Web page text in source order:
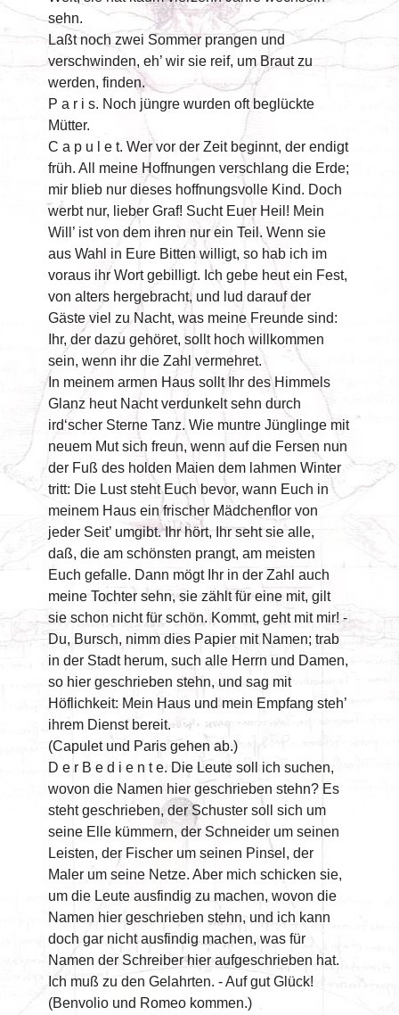
sehn.
Laßt noch zwei Sommer prangen und
verschwinden, eh’ wir sie reif, um Braut zu
werden, finden.
P a r i s. Noch jüngre wurden oft beglückte
Mütter.
C a p u l e t. Wer vor der Zeit beginnt, der endigt
früh. All meine Hoffnungen verschlang die Erde;
mir blieb nur dieses hoffnungsvolle Kind. Doch
werbt nur, lieber Graf! Sucht Euer Heil! Mein
Will’ ist von dem ihren nur ein Teil. Wenn sie
aus Wahl in Eure Bitten willigt, so hab ich im
voraus ihr Wort gebilligt. Ich gebe heut ein Fest,
von alters hergebracht, und lud darauf der
Gäste viel zu Nacht, was meine Freunde sind:
Ihr, der dazu gehöret, sollt hoch willkommen
sein, wenn ihr die Zahl vermehret.
In meinem armen Haus sollt Ihr des Himmels
Glanz heut Nacht verdunkelt sehn durch
ird‘scher Sterne Tanz. Wie muntre Jünglinge mit
neuem Mut sich freun, wenn auf die Fersen nun
der Fuß des holden Maien dem lahmen Winter
tritt: Die Lust steht Euch bevor, wann Euch in
meinem Haus ein frischer Mädchenflor von
jeder Seit’ umgibt. Ihr hört, Ihr seht sie alle,
daß, die am schönsten prangt, am meisten
Euch gefalle. Dann mögt Ihr in der Zahl auch
meine Tochter sehn, sie zählt für eine mit, gilt
sie schon nicht für schön. Kommt, geht mit mir! -
Du, Bursch, nimm dies Papier mit Namen; trab
in der Stadt herum, such alle Herrn und Damen,
so hier geschrieben stehn, und sag mit
Höflichkeit: Mein Haus und mein Empfang steh’
ihrem Dienst bereit.
(Capulet und Paris gehen ab.)
D e r B e d i e n t e. Die Leute soll ich suchen,
wovon die Namen hier geschrieben stehn? Es
steht geschrieben, der Schuster soll sich um
seine Elle kümmern, der Schneider um seinen
Leisten, der Fischer um seinen Pinsel, der
Maler um seine Netze. Aber mich schicken sie,
um die Leute ausfindig zu machen, wovon die
Namen hier geschrieben stehn, und ich kann
doch gar nicht ausfindig machen, was für
Namen der Schreiber hier aufgeschrieben hat.
Ich muß zu den Gelahrten. - Auf gut Glück!
(Benvolio und Romeo kommen.)